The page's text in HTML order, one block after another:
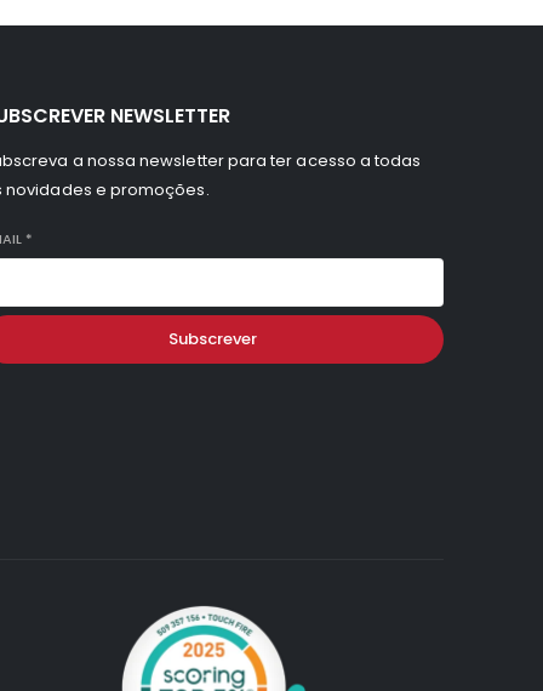
NEWSLETTER
a nossa newsletter para ter acesso a todas
novidades e promoções.
*
Subscrever